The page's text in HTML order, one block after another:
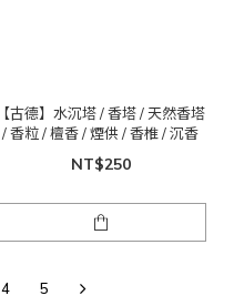
【古德】水沉塔 / 香塔 / 天然香塔
/ 香粒 / 檀香 / 煙供 / 香椎 / 沉香
NT$250
4 5